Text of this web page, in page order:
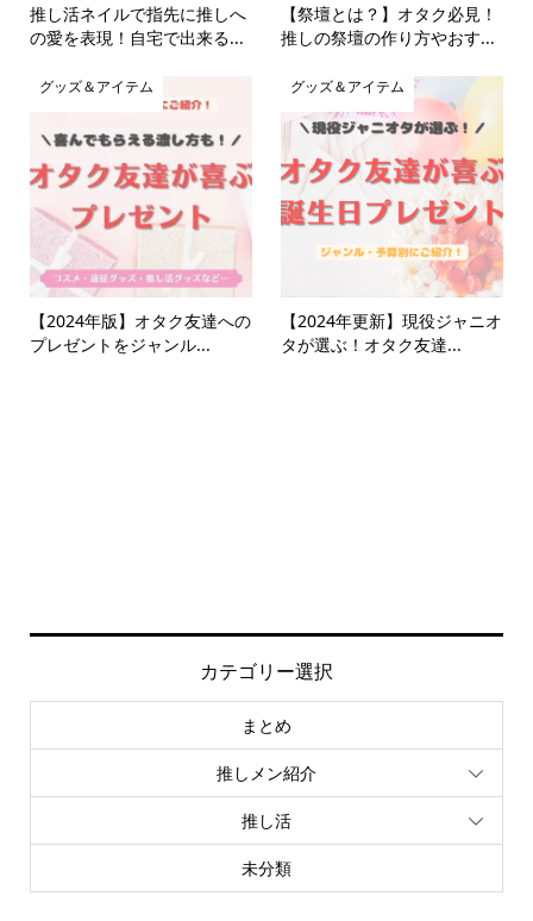
推し活ネイルで指先に推しへ
の愛を表現！自宅で出来る...
【祭壇とは？】オタク必見！
推しの祭壇の作り方やおす...
グッズ＆アイテム
【2024年版】オタク友達への
プレゼントをジャンル...
グッズ＆アイテム
【2024年更新】現役ジャニオ
タが選ぶ！オタク友達...
カテゴリー選択
まとめ
推しメン紹介
推し活
未分類